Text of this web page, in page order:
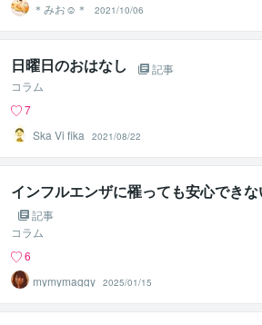
＊みお☺︎＊
2021/10/06
日曜日のおはなし
記事
コラム
7
Ska Vi fika
2021/08/22
インフルエンザに罹っても安心でき
記事
コラム
6
mymymaggy 2025/01/15